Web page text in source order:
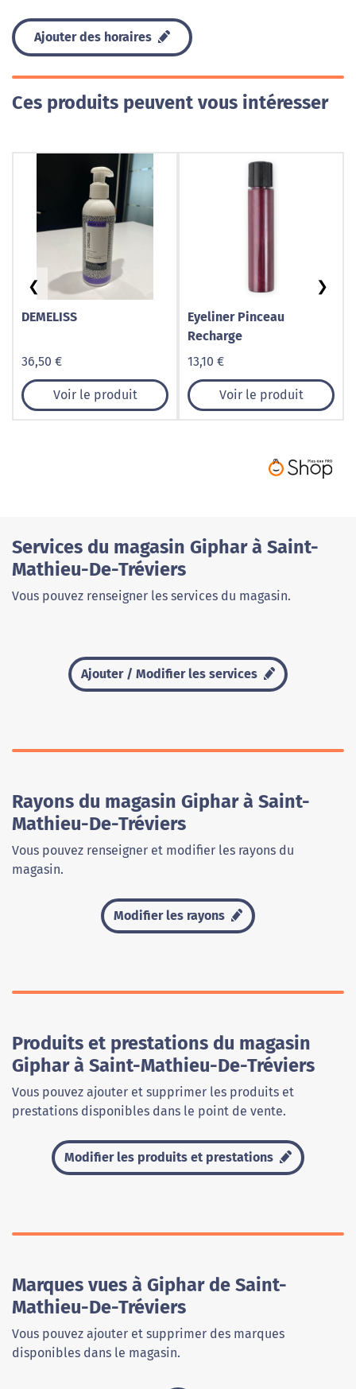
Ajouter des horaires
Ces produits peuvent vous intéresser
DEMELISS
36,50 €
Voir le produit
Eyeliner Pinceau
Recharge
13,10 €
Voir le produit
❮ ❯
Services du magasin Giphar à Saint-
Mathieu-De-Tréviers
Vous pouvez renseigner les services du magasin.
Ajouter / Modifier les services
Rayons du magasin Giphar à Saint-
Mathieu-De-Tréviers
Vous pouvez renseigner et modifier les rayons du
magasin.
Modifier les rayons
Produits et prestations du magasin
Giphar à Saint-Mathieu-De-Tréviers
Vous pouvez ajouter et supprimer les produits et
prestations disponibles dans le point de vente.
Modifier les produits et prestations
Marques vues à Giphar de Saint-
Mathieu-De-Tréviers
Vous pouvez ajouter et supprimer des marques
disponibles dans le magasin.